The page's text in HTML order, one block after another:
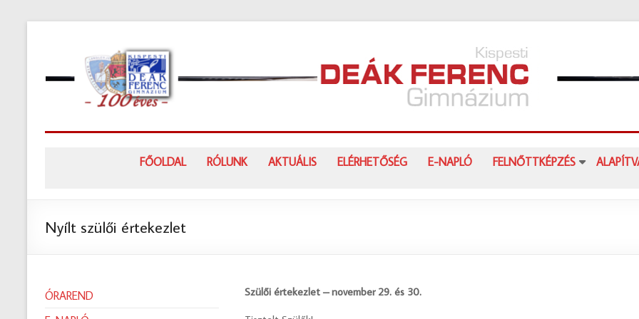
FŐOLDAL RÓLUNK AKTUÁLIS ELÉRHETŐSÉG E-NAPLÓ FELNŐTTKÉPZÉS
Nyílt szülői értekezlet
Szülői értekezlet – november 29. és 30.
ÓRAREND